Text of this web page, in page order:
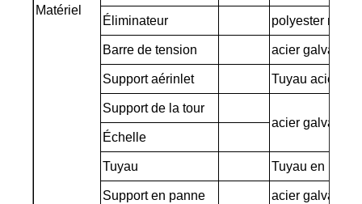
Matériel
Éliminateur polyester
Barre de tension acier galvanisé
Support aérinlet Tuyau acier /
Support de la tour
acier galvanisé
Échelle
Tuyau Tuyau en PVC
Support en panne acier galvanisé